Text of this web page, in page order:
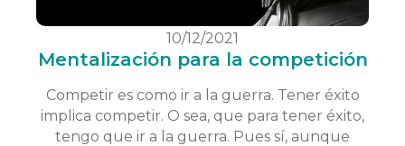
10/12/2021
Mentalización para la competición
Competir es como ir a la guerra. Tener éxito
implica competir. O sea, que para tener éxito,
tengo que ir a la guerra. Pues sí, aunque